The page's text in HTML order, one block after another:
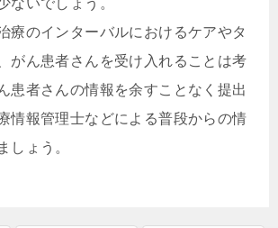
ないでしょう。
療のインターバルにおけるケアやタ
がん患者さんを受け入れることは考
患者さんの情報を余すことなく提出
情報管理士などによる普段からの情
しょう。